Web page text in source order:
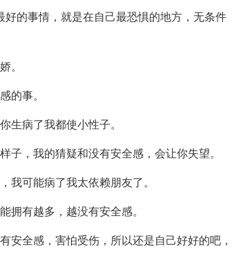
的事情，就是在自己最恐惧的地方，无条件
。
的事。
生病了我都使小性子。
子，我的猜疑和没有安全感，会让你失望。
我可能病了我太依赖朋友了。
拥有越多，越没有安全感。
安全感，害怕受伤，所以还是自己好好的吧，